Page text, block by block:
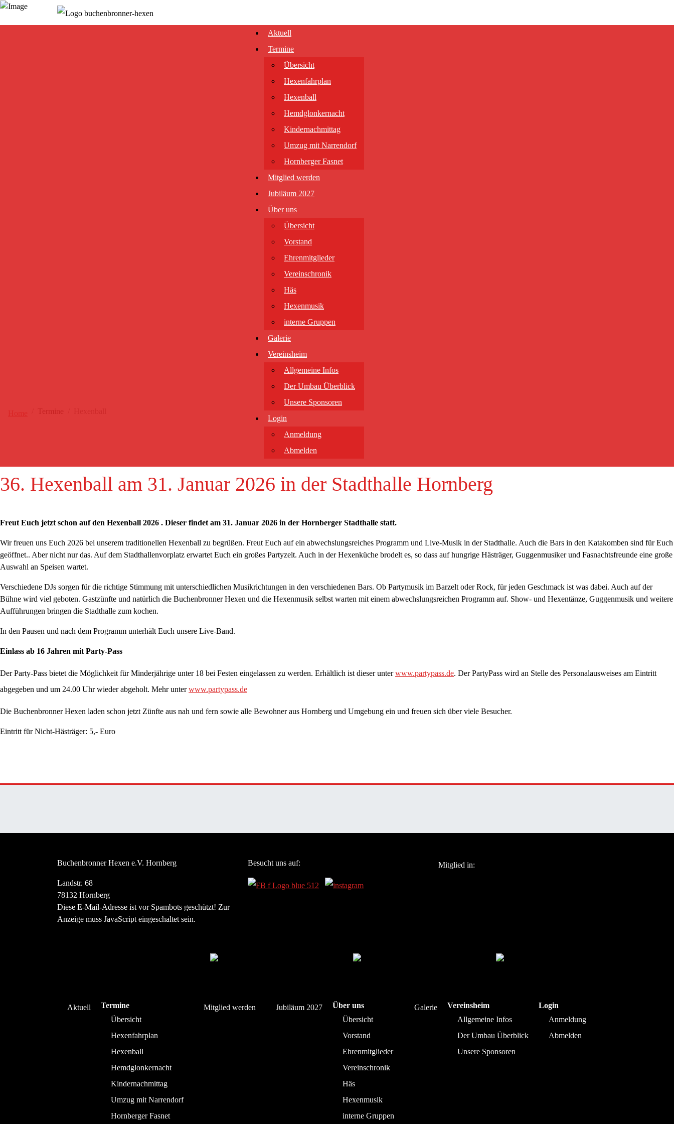
Aktuell
Termine
Übersicht
Hexenfahrplan
Hexenball
Hemdglonkernacht
Kindernachmittag
Umzug mit Narrendorf
Hornberger Fasnet
Mitglied werden
Jubiläum 2027
Über uns
Übersicht
Vorstand
Ehrenmitglieder
Vereinschronik
Häs
Hexenmusik
interne Gruppen
Galerie
Vereinsheim
Allgemeine Infos
Der Umbau Überblick
Unsere Sponsoren
Login
Anmeldung
Abmelden
Termine
36. Hexenball am 31. Januar 2026 in der Stadthalle Hornberg
Freut Euch jetzt schon auf den Hexenball 2026 . Dieser findet am 31. Januar 2026 in der Hornberger Stadthalle statt.
Wir freuen uns Euch 2026 bei unserem traditionellen Hexenball zu begrüßen. Freut Euch auf ein abwechslungsreiches Programm und Live-Musik in der Stadthalle. Auch die Bars in den Katakomben sind für Euch
geöffnet.. Aber nicht nur das. Auf dem Stadthallenvorplatz erwartet Euch ein großes Partyzelt. Auch in der Hexenküche brodelt es, so dass auf hungrige Hästräger, Guggenmusiker und Fasnachtsfreunde eine große
Auswahl an Speisen wartet.
Verschiedene DJs sorgen für die richtige Stimmung mit unterschiedlichen Musikrichtungen in den verschiedenen Bars. Ob Partymusik im Barzelt oder Rock, für jeden Geschmack ist was dabei. Auch auf der
Bühne wird viel geboten. Gastzünfte und natürlich die Buchenbronner Hexen und die Hexenmusik selbst warten mit einem abwechslungsreichen Programm auf. Show- und Hexentänze, Guggenmusik und weitere
Aufführungen bringen die Stadthalle zum kochen.
In den Pausen und nach dem Programm unterhält Euch unsere Live-Band.
Einlass ab 16 Jahren mit Party-Pass
Der Party-Pass bietet die Möglichkeit für Minderjährige unter 18 bei Festen eingelassen zu werden. Erhältlich ist dieser unterwww.partypass.de. Der PartyPass wird an Stelle des Personalausweises am Eintritt
abgegeben und um 24.00 Uhr wieder abgeholt. Mehr unterwww.partypass.de
Die Buchenbronner Hexen laden schon jetzt Zünfte aus nah und fern sowie alle Bewohner aus Hornberg und Umgebung ein und freuen sich über viele Besucher.
Eintritt für Nicht-Hästräger: 5,- Euro
Buchenbronner Hexen e.V. Hornberg
Landstr. 68
78132 Hornberg
Diese E-Mail-Adresse ist vor Spambots geschützt! Zur
Anzeige muss JavaScript eingeschaltet sein.
Besucht uns auf: Mitglied in:
Aktuell
Termine
Übersicht
Hexenfahrplan
Hexenball
Hemdglonkernacht
Kindernachmittag
Umzug mit Narrendorf
Hornberger Fasnet
Mitglied werden Jubiläum 2027
Über uns
Übersicht
Vorstand
Ehrenmitglieder
Vereinschronik
Häs
Hexenmusik
interne Gruppen
Galerie
Vereinsheim
Allgemeine Infos
Der Umbau Überblick
Unsere Sponsoren
Login
Anmeldung
Abmelden